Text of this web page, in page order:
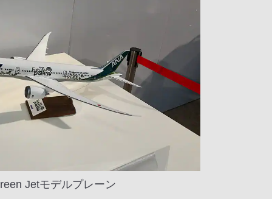
Jetモデルプレーン